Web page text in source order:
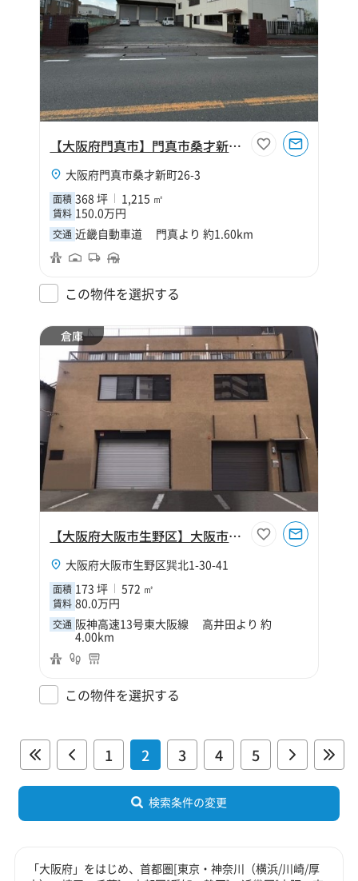
【大阪府門真市】門真市桑才新町368坪倉庫
大阪府門真市桑才新町26-3
面積 368 坪 1,215 ㎡
賃料 150.0万円
交通 近畿自動車道 門真より 約1.60km
この物件を選択する
倉庫
【大阪府大阪市生野区】大阪市生野区巽北1丁目173坪倉庫
大阪府大阪市生野区巽北1-30-41
面積 173 坪 572 ㎡
賃料 80.0万円
交通 阪神高速13号東大阪線 高井田より 約
4.00km
この物件を選択する
1 2 3 4 5
検索条件の変更
「大阪府」をはじめ、首都圏[東京・神奈川（横浜/川崎/厚